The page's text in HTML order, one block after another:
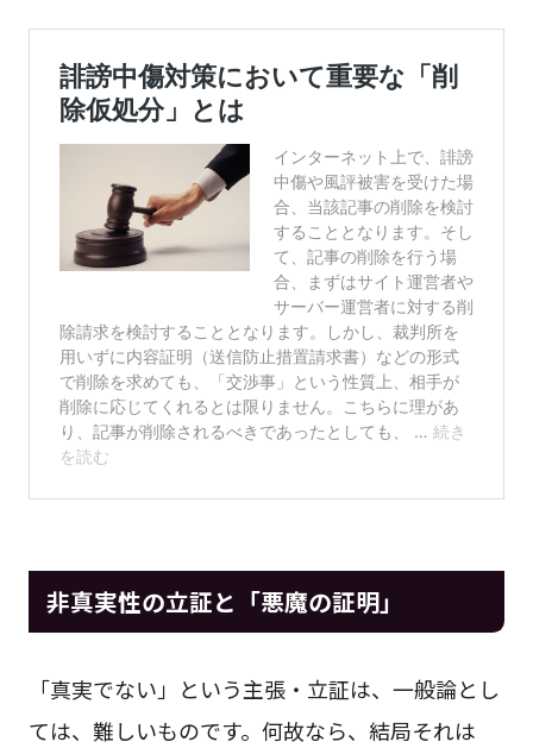
非真実性の立証と「悪魔の証明」
「真実でない」という主張・立証は、一般論とし
ては、難しいものです。何故なら、結局それは